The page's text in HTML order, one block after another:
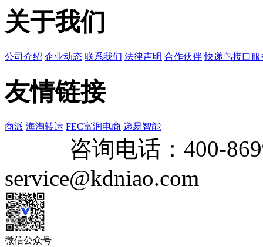
关于我们
公司介绍 企业动态 联系我们 法律声明 合作伙伴 快递鸟接口服
友情链接
商派 海淘转运 FEC富润电商 递易智能
咨询电话： 400-
service@kdniao.com
微信公众号